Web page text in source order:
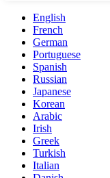
English
French
German
Portuguese
Spanish
Russian
Japanese
Korean
Arabic
Irish
Greek
Turkish
Italian